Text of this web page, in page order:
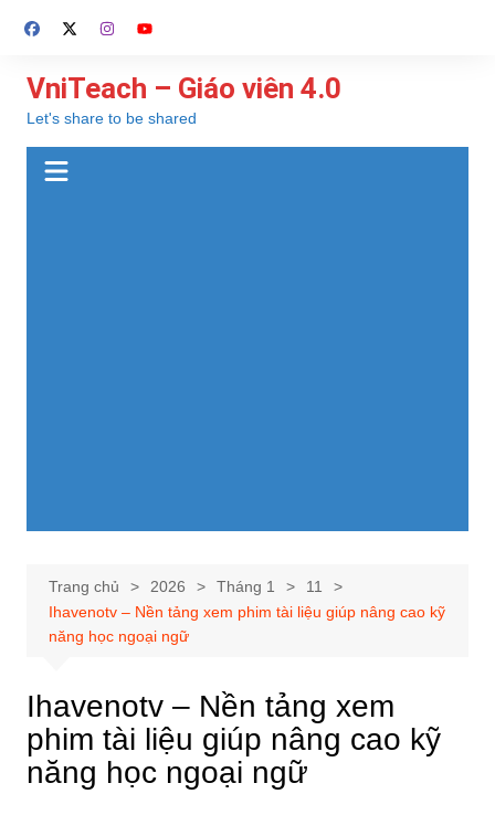
đến
dung
VniTeach – Giáo viên 4.0
Let's share to be shared
Trang chủ 2026 Tháng 1
11
Ihavenotv – Nền tảng xem phim tài liệu giúp nâng cao kỹ
năng học ngoại ngữ
Ihavenotv – Nền tảng xem
phim tài liệu giúp nâng cao kỹ
năng học ngoại ngữ